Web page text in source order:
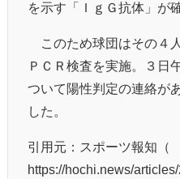
を示す「ＩｇＧ抗体」が
このため球団はその４
ＰＣＲ検査を実施。３日
ついて陽性判定の連絡が
した。
引用元：スポーツ報知（
https://hochi.news/